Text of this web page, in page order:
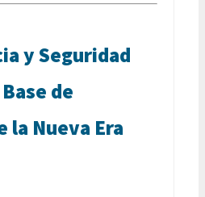
y Seguridad
de
la Nueva Era